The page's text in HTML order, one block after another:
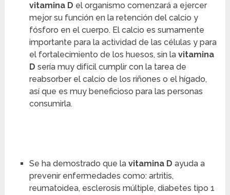
vitamina D el organismo comenzará a ejercer
mejor su función en la retención del calcio y
fósforo en el cuerpo. El calcio es sumamente
importante para la actividad de las células y para
el fortalecimiento de los huesos, sin la vitamina
D sería muy difícil cumplir con la tarea de
reabsorber el calcio de los riñones o el hígado,
así que es muy beneficioso para las personas
consumirla.
Se ha demostrado que la vitamina D ayuda a
prevenir enfermedades como: artritis,
reumatoidea, esclerosis múltiple, diabetes tipo 1